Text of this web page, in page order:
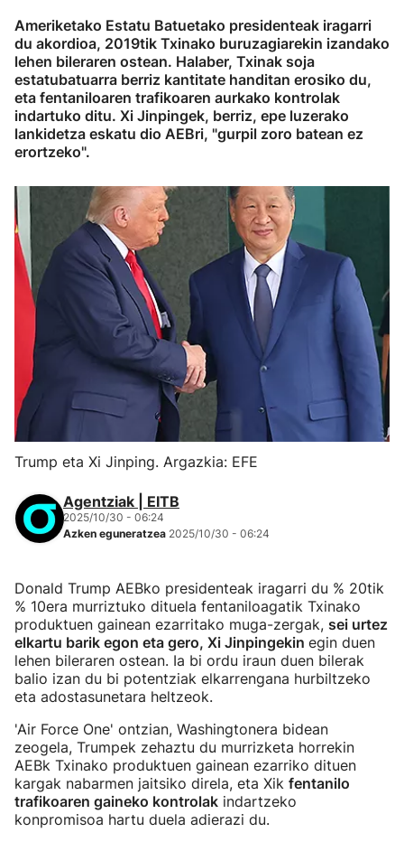
Ameriketako Estatu Batuetako presidenteak iragarri
du akordioa, 2019tik Txinako buruzagiarekin izandako
lehen bileraren ostean. Halaber, Txinak soja
estatubatuarra berriz kantitate handitan erosiko du,
eta fentaniloaren trafikoaren aurkako kontrolak
indartuko ditu. Xi Jinpingek, berriz, epe luzerako
lankidetza eskatu dio AEBri, "gurpil zoro batean ez
erortzeko".
Trump eta Xi Jinping. Argazkia: EFE
Agentziak | EITB
2025/10/30 - 06:24
Azken eguneratzea 2025/10/30 - 06:24
Donald Trump AEBko presidenteak iragarri du % 20tik
% 10era murriztuko dituela fentaniloagatik Txinako
produktuen gainean ezarritako muga-zergak, sei urtez
elkartu barik egon eta gero, Xi Jinpingekin egin duen
lehen bileraren ostean. Ia bi ordu iraun duen bilerak
balio izan du bi potentziak elkarrengana hurbiltzeko
eta adostasunetara heltzeok.
'Air Force One' ontzian, Washingtonera bidean
zeogela, Trumpek zehaztu du murrizketa horrekin
AEBk Txinako produktuen gainean ezarriko dituen
kargak nabarmen jaitsiko direla, eta Xik fentanilo
trafikoaren gaineko kontrolak indartzeko
konpromisoa hartu duela adierazi du.